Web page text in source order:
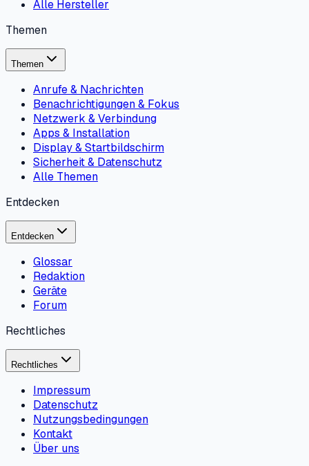
Alle Hersteller
Themen
Themen
Anrufe & Nachrichten
Benachrichtigungen & Fokus
Netzwerk & Verbindung
Apps & Installation
Display & Startbildschirm
Sicherheit & Datenschutz
Alle Themen
Entdecken
Entdecken
Glossar
Redaktion
Geräte
Forum
Rechtliches
Rechtliches
Impressum
Datenschutz
Nutzungsbedingungen
Kontakt
Über uns